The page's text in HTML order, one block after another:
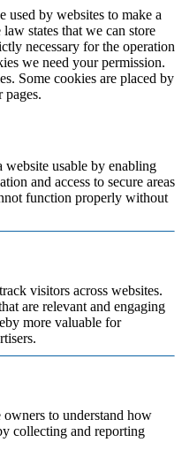
used by websites to make a
states that we can store
necessary for the operation
we need your permission.
Some cookies are placed by
pages.
website usable by enabling
and access to secure areas
function properly without
visitors across websites.
are relevant and engaging
more valuable for
to understand how
collecting and reporting